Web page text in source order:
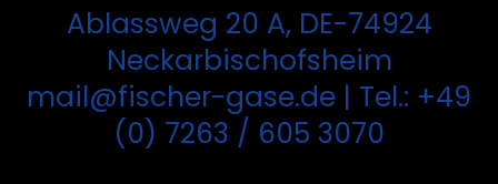
Ablassweg 20 A, DE-74924
Neckarbischofsheim
mail@fischer-gase.de | Tel.: +49
(0) 7263 / 605 3070